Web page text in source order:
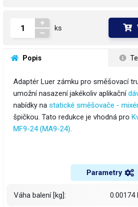
ks
Popis
Adaptér Luer zámku pro směšovací
umožní nasazení jakékoliv aplikační
nabídky na statické směšovače -
špičkou. Tato redukce je vhodná pro
MF9-24 (MA9-24).
Parametry
Váha balení [kg]: 0.00174